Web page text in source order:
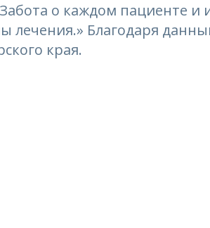
о каждом пациенте и
лечения.» Благодаря
края.